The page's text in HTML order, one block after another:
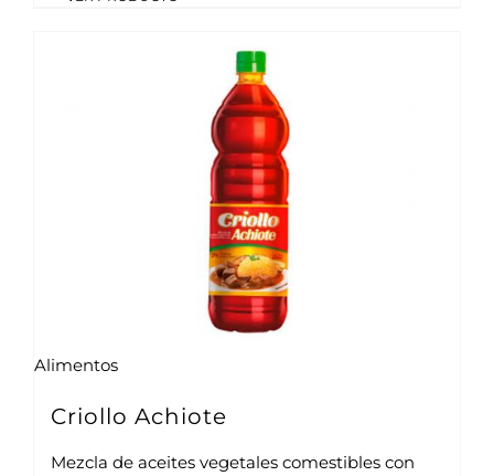
Alimentos
Criollo Achiote
Mezcla de aceites vegetales comestibles con